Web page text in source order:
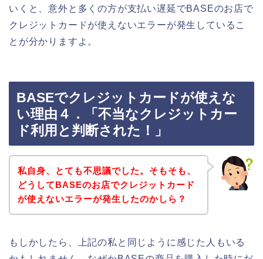
いくと、意外と多くの方が支払い遅延でBASEのお店で
クレジットカードが使えないエラーが発生しているこ
とが分かりますよ。
BASEでクレジットカードが使えな
い理由４．「不当なクレジットカー
ド利用と判断された！」
私自身、とても不思議でした。そもそも、
どうしてBASEのお店でクレジットカード
が使えないエラーが発生したのかしら？
もしかしたら、上記の私と同じように感じた人もいる